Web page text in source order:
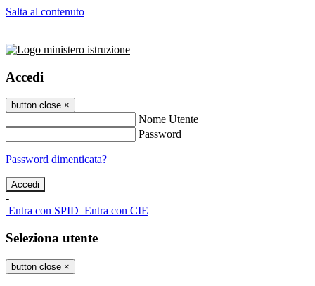
Salta al contenuto
Accedi
button close ×
Nome Utente
Password
Password dimenticata?
-
Entra con SPID Entra con CIE
Seleziona utente
button close ×